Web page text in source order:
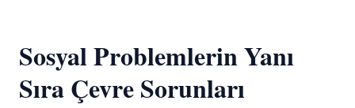
Sosyal Problemlerin Yanı
Sıra Çevre Sorunları